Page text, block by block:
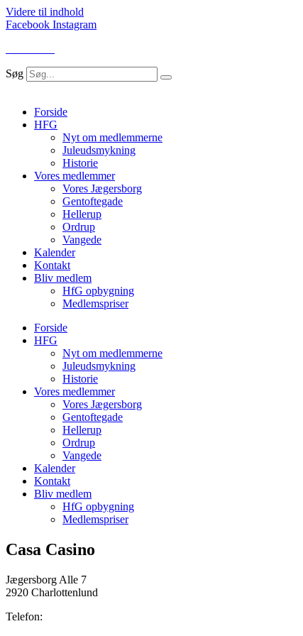
Videre til indhold
Facebook Instagram
Søg
Forside
HFG
Nyt om medlemmerne
Juleudsmykning
Historie
Vores medlemmer
Vores Jægersborg
Gentoftegade
Hellerup
Ordrup
Vangede
Kalender
Kontakt
Bliv medlem
HfG opbygning
Medlemspriser
Forside
HFG
Nyt om medlemmerne
Juleudsmykning
Historie
Vores medlemmer
Vores Jægersborg
Gentoftegade
Hellerup
Ordrup
Vangede
Kalender
Kontakt
Bliv medlem
HfG opbygning
Medlemspriser
Casa Casino
Jægersborg Alle 7
2920 Charlottenlund
Telefon: